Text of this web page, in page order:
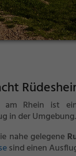
am Rhein ist
in der Umgebung.
nahe gelegene
sind einen